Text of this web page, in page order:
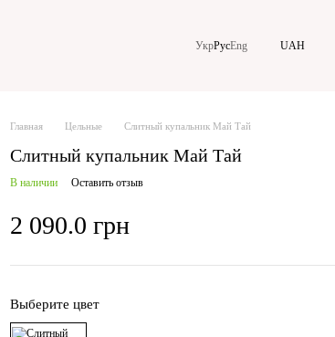
УкрРусEng UAH
Главная Цельные Слитный купальник Май Тай
Слитный купальник Май Тай
В наличии Оставить отзыв
2 090.0 грн
Выберите цвет